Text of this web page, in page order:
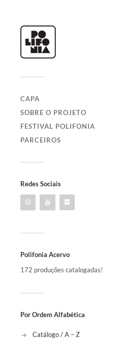
CAPA
SOBRE O PROJETO
FESTIVAL POLIFONIA
PARCEIROS
Redes Sociais
Polifonia Acervo
172 produções catalogadas!
Por Ordem Alfabética
Catálogo / A – Z